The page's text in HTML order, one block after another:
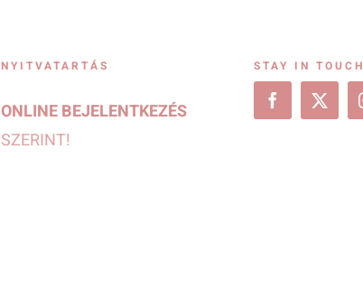
NYITVATARTÁS
ONLINE BEJELENTKEZÉS
SZERINT!
STAY IN TOUCH